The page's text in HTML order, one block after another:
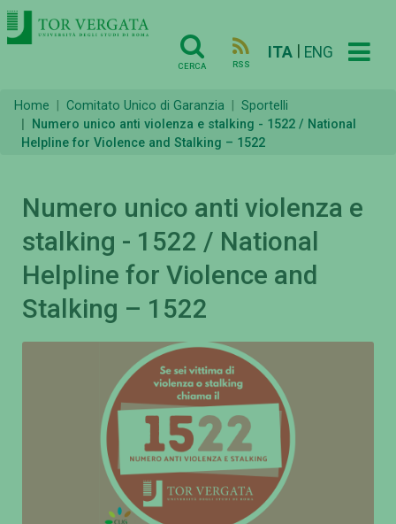
CERCA RSS
ITA ENG
Home Comitato Unico di Garanzia
Sportelli
Numero unico anti violenza e stalking - 1522 / National
Helpline for Violence and Stalking – 1522
Numero unico anti violenza e
stalking - 1522 / National
Helpline for Violence and
Stalking – 1522